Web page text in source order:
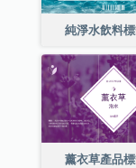
純淨水飲料
薰衣草產品